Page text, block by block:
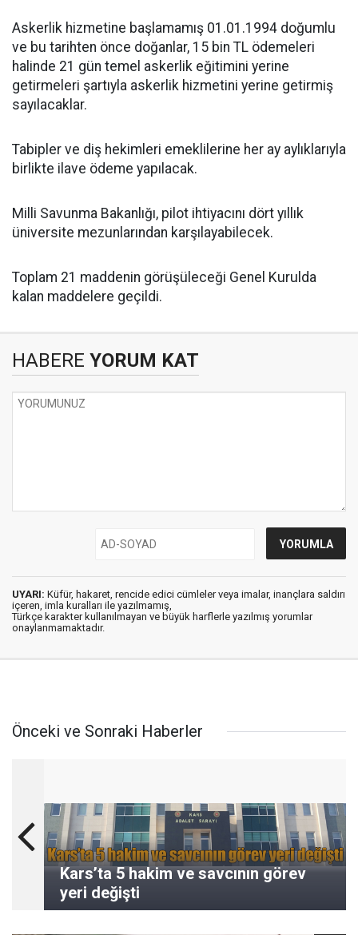
Askerlik hizmetine başlamamış 01.01.1994 doğumlu
ve bu tarihten önce doğanlar, 15 bin TL ödemeleri
halinde 21 gün temel askerlik eğitimini yerine
getirmeleri şartıyla askerlik hizmetini yerine getirmiş
sayılacaklar.
Tabipler ve diş hekimleri emeklilerine her ay aylıklarıyla
birlikte ilave ödeme yapılacak.
Milli Savunma Bakanlığı, pilot ihtiyacını dört yıllık
üniversite mezunlarından karşılayabilecek.
Toplam 21 maddenin görüşüleceği Genel Kurulda
kalan maddelere geçildi.
HABERE YORUM KAT
UYARI: Küfür, hakaret, rencide edici cümleler veya imalar, inançlara saldırı
içeren, imla kuralları ile yazılmamış,
Türkçe karakter kullanılmayan ve büyük harflerle yazılmış yorumlar
onaylanmamaktadır.
Önceki ve Sonraki Haberler
Kars’ta 5 hakim ve savcının görev
yeri değişti